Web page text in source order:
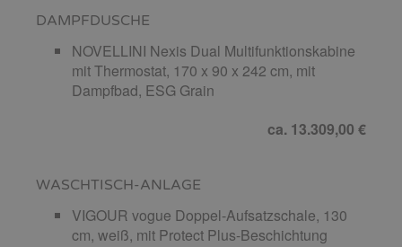
DAMPFDUSCHE
NOVELLINI Nexis Dual Multifunktionskabine
mit Thermostat, 170 x 90 x 242 cm, mit
Dampfbad, ESG Grain
ca. 13.309,00 €
WASCHTISCH-ANLAGE
VIGOUR vogue Doppel-Aufsatzschale, 130
cm, weiß, mit Protect Plus-Beschichtung